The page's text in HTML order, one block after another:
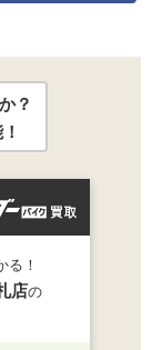
？
る！
店の